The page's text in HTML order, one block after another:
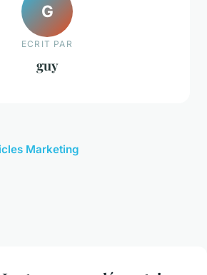
G
ECRIT PAR
guy
Marketing